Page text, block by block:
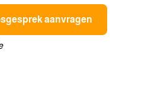
aanvragen